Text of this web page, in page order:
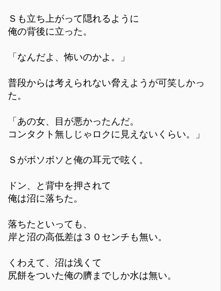
Ｓも立ち上がって隠れるように
俺の背後に立った。
「なんだよ、怖いのかよ。」
普段からは考えられない脅えようが可笑しかっ
た。
「あの女、目が悪かったんだ。
コンタクト無しじゃロクに見えないくらい。」
Ｓがボソボソと俺の耳元で呟く。
ドン、と背中を押されて
俺は沼に落ちた。
落ちたといっても、
岸と沼の高低差は３０センチも無い。
くわえて、沼は浅くて
尻餅をついた俺の臍までしか水は無い。